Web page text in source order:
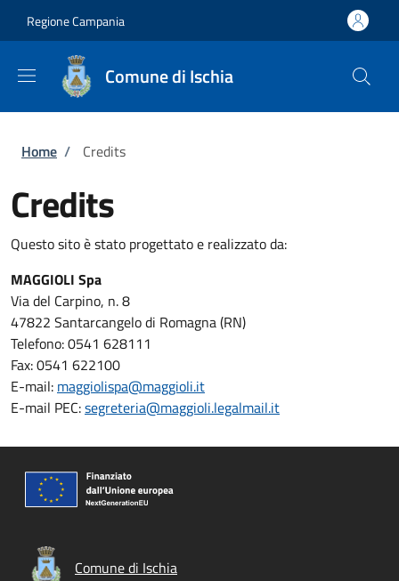
Regione Campania
Comune di Ischia
Briciole di pane
Home / Credits
Credits
Questo sito è stato progettato e realizzato da:
MAGGIOLI Spa
Via del Carpino, n. 8
47822 Santarcangelo di Romagna (RN)
Telefono: 0541 628111
Fax: 0541 622100
E-mail: maggiolispa@maggioli.it
E-mail PEC:segreteria@maggioli.legalmail.it
Comune di Ischia